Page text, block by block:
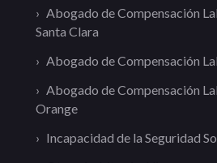
Abogado de Compensación
Santa Clara
Abogado de Compensación
Abogado de Compensación
Orange
Incapacidad de la Seguridad